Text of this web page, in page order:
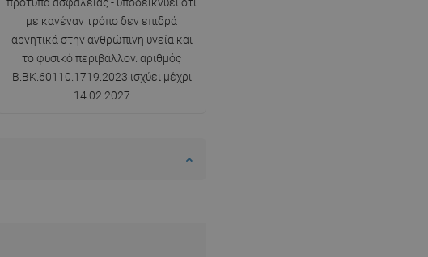
με κανέναν τρόπο δεν επιδρά
αρνητικά στην ανθρώπινη υγεία και
το φυσικό περιβάλλον. αριθμός
B.BK.60110.1719.2023 ισχύει μέχρι
14.02.2027
SWEDISH
FINNISH
PORTUGUESE